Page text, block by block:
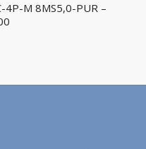
4P-M 8MS5,0-PUR –